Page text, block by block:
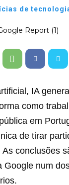
de
IA
como
em
de tirar
As conclusões
Google num